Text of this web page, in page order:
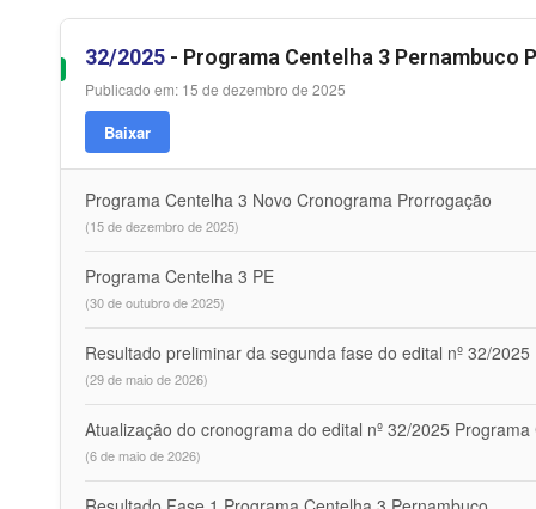
32/2025 - Programa Centelha 3 Pernambuco
Publicado em: 15 de dezembro de 2025
Baixar
Programa Centelha 3 Novo Cronograma Prorrogação
(15 de dezembro de 2025)
Programa Centelha 3 PE
(30 de outubro de 2025)
Resultado preliminar da segunda fase do edital nº 32/
(29 de maio de 2026)
Atualização do cronograma do edital nº 32/2025
(6 de maio de 2026)